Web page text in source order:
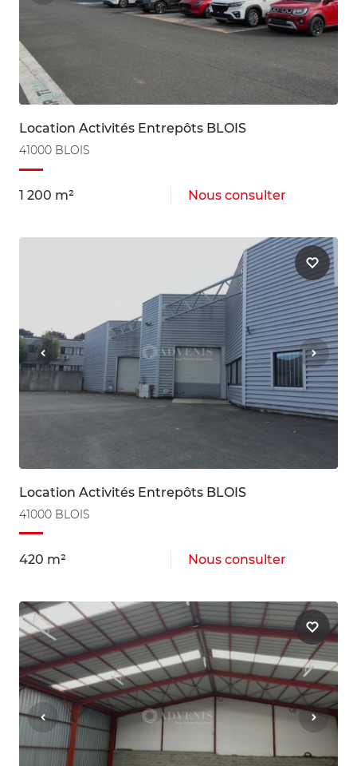
Location Activités Entrepôts BLOIS
41000 BLOIS
1 200 m² Nous consulter
Location Activités Entrepôts BLOIS
41000 BLOIS
420 m² Nous consulter